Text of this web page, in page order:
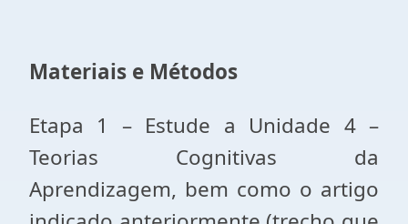
Materiais e Métodos
Etapa 1 – Estude a Unidade 4 –
Teorias Cognitivas da
Aprendizagem, bem como o artigo